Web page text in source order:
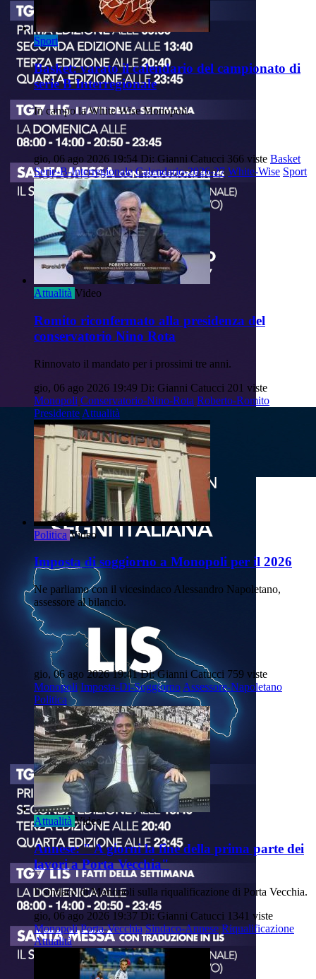
Sport
Basket: varato il calendario del campionato di
serie B Interregionale
In campo la White Wise Monopoli.
gio, 06 ago 2026 19:54 Di: Gianni Catucci 366 viste Basket
Serie-B-Interregionale Calendario-2026-27 White-Wise Sport
Attualità Video
Romito riconfermato alla presidenza del
conservatorio Nino Rota
Rinnovato il mandato per i prossimi tre anni.
gio, 06 ago 2026 19:49 Di: Gianni Catucci 201 viste
Monopoli Conservatorio-Nino-Rota Roberto-Romito
Presidente Attualità
Politica Video
Imposta di soggiorno a Monopoli per il 2026
Ne parliamo con il vicesindaco Alessandro Napoletano,
assessore al bilancio.
gio, 06 ago 2026 19:41 Di: Gianni Catucci 759 viste
Monopoli Imposta-Di-Soggiorno Assessore-Napoletano
Politica
Attualità Video
Annese: " A giorni la fine della prima parte dei
lavori a Porta Vecchia"
Il sindaco di Monopoli sulla riqualificazione di Porta Vecchia.
gio, 06 ago 2026 19:37 Di: Gianni Catucci 1341 viste
Monopoli Porta-Vecchia Sindaco-Annese Riqualificazione
Attualità